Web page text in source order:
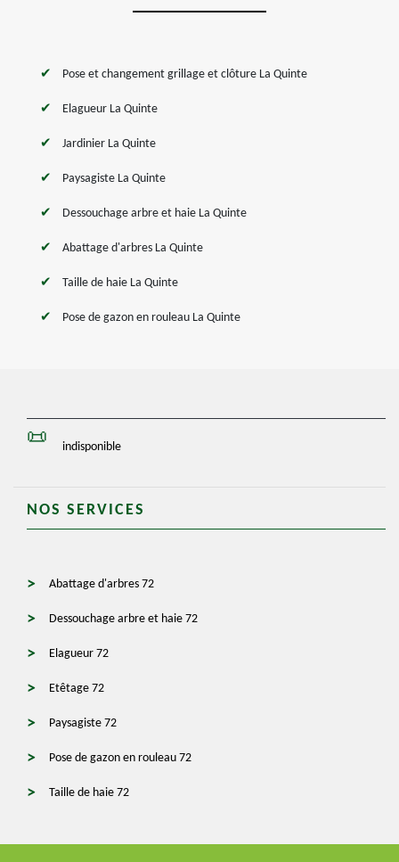
Pose et changement grillage et clôture La Quinte
Elagueur La Quinte
Jardinier La Quinte
Paysagiste La Quinte
Dessouchage arbre et haie La Quinte
Abattage d'arbres La Quinte
Taille de haie La Quinte
Pose de gazon en rouleau La Quinte
indisponible
NOS SERVICES
Abattage d'arbres 72
Dessouchage arbre et haie 72
Elagueur 72
Etêtage 72
Paysagiste 72
Pose de gazon en rouleau 72
Taille de haie 72